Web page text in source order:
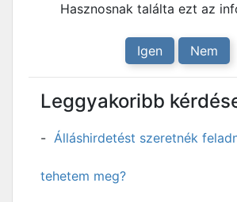
Hasznosnak találta ezt az
Igen Nem
Leggyakoribb
Álláshirdetést szeretnék
tehetem meg?